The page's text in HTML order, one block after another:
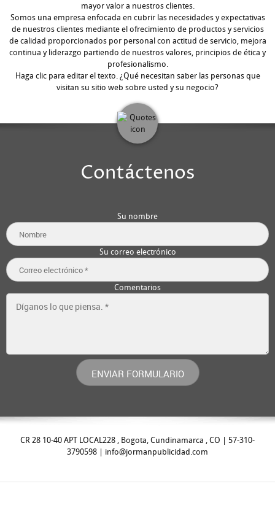
mayor valor a nuestros clientes.
Somos una empresa enfocada en cubrir las necesidades y expectativas
de nuestros clientes mediante el ofrecimiento de productos y servicios
de calidad proporcionados por personal con actitud de servicio, mejora
continua y liderazgo partiendo de nuestros valores, principios de ética y
profesionalismo.
Haga clic para editar el texto. ¿Qué necesitan saber las personas que
visitan su sitio web sobre usted y su negocio?
Contáctenos
Su nombre
Su correo electrónico
Comentarios
ENVIAR FORMULARIO
CR 28 10-40 APT LOCAL228 , Bogota, Cundinamarca , CO | 57-310-
3790598 | info@jormanpublicidad.com